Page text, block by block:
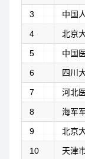
3 中国
4 北京
5 中国
6 四川
7 河北
8 海军
9 北京
10 天津